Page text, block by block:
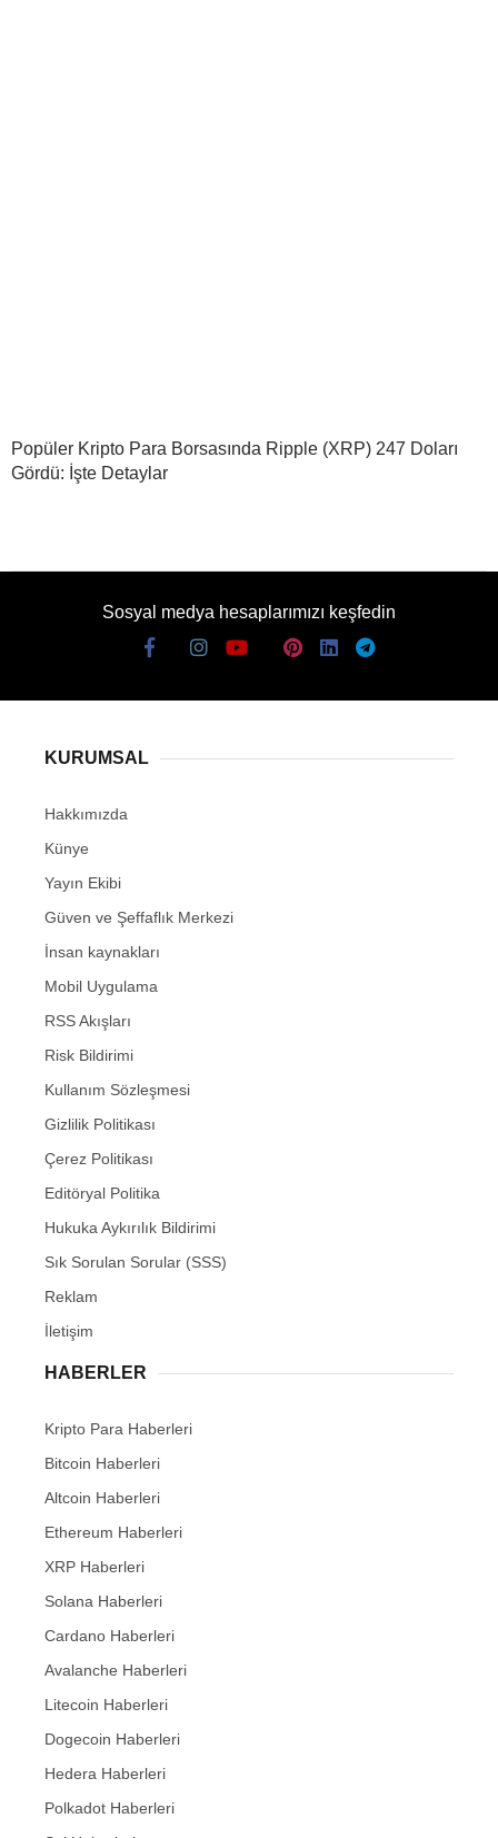
Popüler Kripto Para Borsasında Ripple (XRP) 247 Doları
Gördü: İşte Detaylar
Sosyal medya hesaplarımızı keşfedin
KURUMSAL
Hakkımızda
Künye
Yayın Ekibi
Güven ve Şeffaflık Merkezi
İnsan kaynakları
Mobil Uygulama
RSS Akışları
Risk Bildirimi
Kullanım Sözleşmesi
Gizlilik Politikası
Çerez Politikası
Editöryal Politika
Hukuka Aykırılık Bildirimi
Sık Sorulan Sorular (SSS)
Reklam
İletişim
HABERLER
Kripto Para Haberleri
Bitcoin Haberleri
Altcoin Haberleri
Ethereum Haberleri
XRP Haberleri
Solana Haberleri
Cardano Haberleri
Avalanche Haberleri
Litecoin Haberleri
Dogecoin Haberleri
Hedera Haberleri
Polkadot Haberleri